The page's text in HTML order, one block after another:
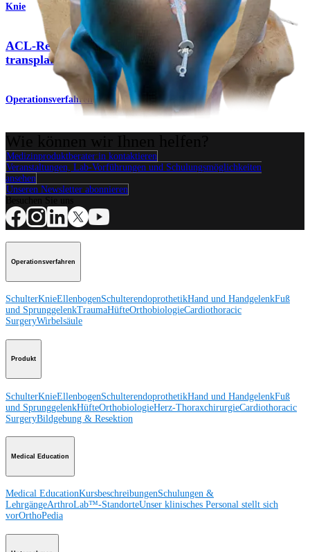
Knie
ACL-Rekonstruktion mit Quadrizepssehnen-
transplantat
Operationsverfahren
Medizinproduktberater:in kontaktieren
Veranstaltungen, Lab-Vorführungen und Schulungsmöglichkeiten
ansehen
Unseren Newsletter abonnieren
Operationsverfahren
SchulterKnieEllenbogenSchulterendoprothetikHand und HandgelenkFuß
und SprunggelenkTraumaHüfteOrthobiologieCardiothoracic
SurgeryWirbelsäule
Produkt
SchulterKnieEllenbogenSchulterendoprothetikHand und HandgelenkFuß
und SprunggelenkHüfteOrthobiologieHerz-ThoraxchirurgieCardiothoracic
SurgeryBildgebung & Resektion
Medical Education
Medical EducationKursbeschreibungenSchulungen &
LehrgängeArthroLab™-StandorteUnser klinisches Personal stellt sich
vorOrthoPedia